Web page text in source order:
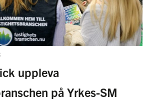
uppleva
på Yrkes-SM